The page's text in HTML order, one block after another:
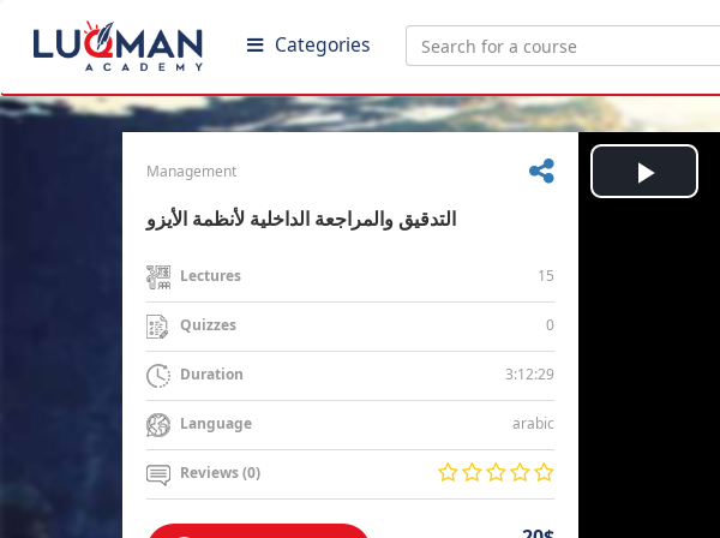
Categories
Management
التدقيق والمراجعة الداخلية لأنظمة الأيزو
Lectures 15
Quizzes 0
Duration 3:12:29
Language arabic
Reviews (0)
Play